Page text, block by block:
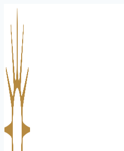
Přeskočit
na
obsah